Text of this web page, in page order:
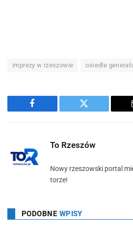
imprezy w rzeszowie osiedle
Facebook Twitter
To Rzeszów
Nowy rzeszowski portal
torze!
PODOBNE WPISY